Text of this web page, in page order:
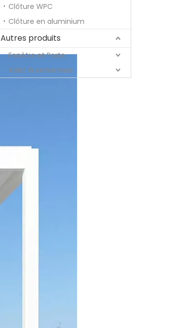
Clôture WPC
Clôture en aluminium
Autres produits
Fenêtre et Porte
Volet à persiennes